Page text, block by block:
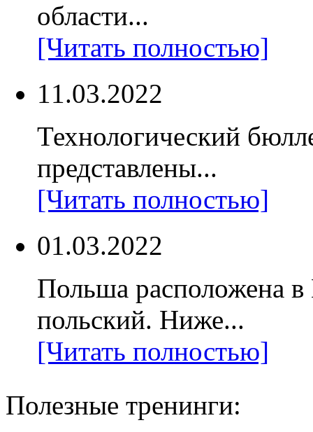
области...
[Читать полностью]
11.03.2022
Технологический
представлены...
[Читать полностью]
01.03.2022
Польша расположена
польский. Ниже...
[Читать полностью]
Полезные тренинги: